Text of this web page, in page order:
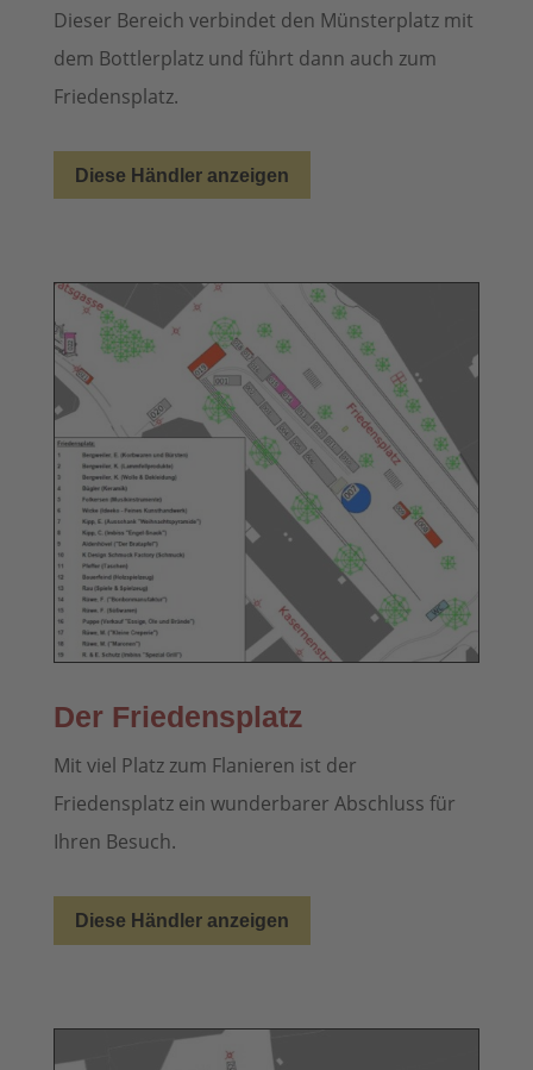
Dieser Bereich verbindet den Münsterplatz mit
dem Bottlerplatz und führt dann auch zum
Friedensplatz.
Diese Händler anzeigen
Der Friedensplatz
Mit viel Platz zum Flanieren ist der
Friedensplatz ein wunderbarer Abschluss für
Ihren Besuch.
Diese Händler anzeigen